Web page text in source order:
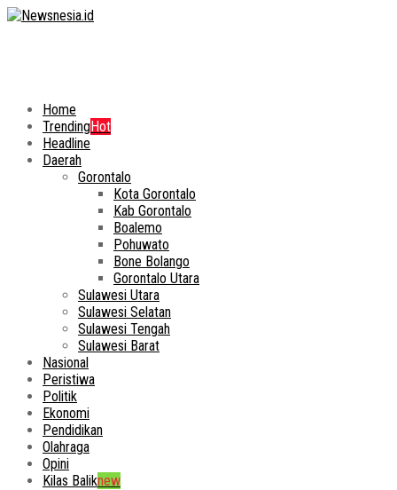
Home
TrendingHot
Headline
Daerah
Gorontalo
Kota Gorontalo
Kab Gorontalo
Boalemo
Pohuwato
Bone Bolango
Gorontalo Utara
Sulawesi Utara
Sulawesi Selatan
Sulawesi Tengah
Sulawesi Barat
Nasional
Peristiwa
Politik
Ekonomi
Pendidikan
Olahraga
Opini
Kilas Baliknew